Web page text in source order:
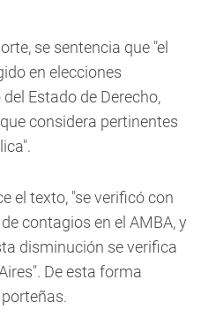
se sentencia que "el
en elecciones
Estado de Derecho,
considera pertinentes
el texto, "se verificó con
contagios en el AMBA, y
disminución se verifica
De esta forma